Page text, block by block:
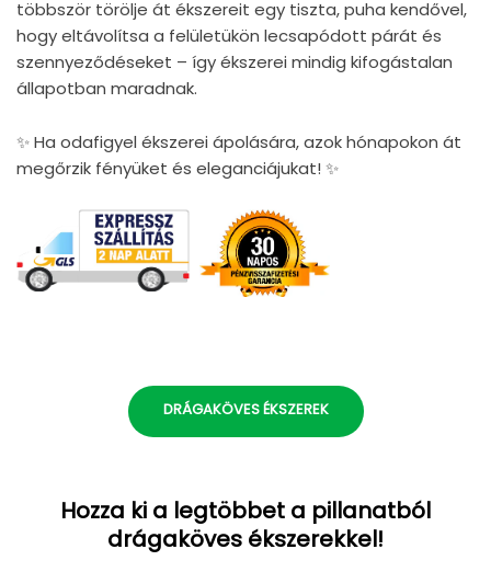
többször törölje át ékszereit egy tiszta, puha kendővel,
hogy eltávolítsa a felületükön lecsapódott párát és
szennyeződéseket – így ékszerei mindig kifogástalan
állapotban maradnak.
✨ Ha odafigyel ékszerei ápolására, azok hónapokon át
megőrzik fényüket és eleganciájukat! ✨
DRÁGAKÖVES ÉKSZEREK
Hozza ki a legtöbbet a pillanatból
drágaköves ékszerekkel!